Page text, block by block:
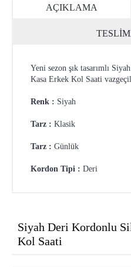
AÇIKLAMA
Yeni sezon şık tasarımlı
Kasa Erkek Kol Saati
Renk : Siyah
Tarz : Klasik
Tarz : Günlük
Kordon Tipi : Deri
Siyah Deri Kordonlu
Kol Saati